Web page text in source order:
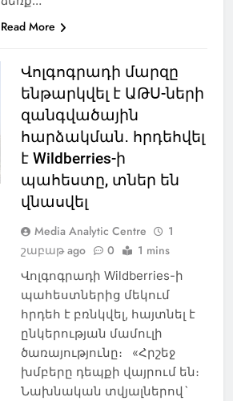
Read More
Վոլգոգրադի մարզը
ենթարկվել է ԱԹՍ-ների
զանգվածային
հարձակման․ հրդեհվել
է Wildberries-ի
պահեստը, տներ են
վնասվել
Media Analytic Centre
1
շաբաթ ago
0 1 mins
Վոլգոգրադի Wildberries-ի
պահեստներից մեկում
հրդեհ է բռնկվել, հայտնել է
ընկերության մամուլի
ծառայությունը։ «Հրշեջ
խմբերը դեպքի վայրում են։
Նախնական տվյալներով`